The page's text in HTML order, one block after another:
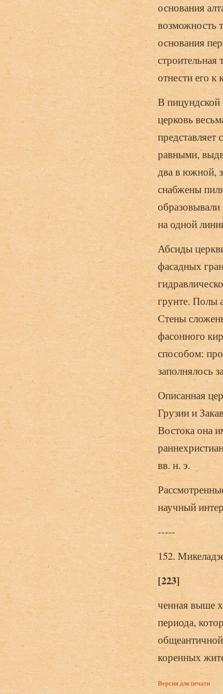
основания
возможность
основания
строительная
отнести его
В пицундской
церковь
равными,
два в южной,
снабжены
на одной
Абсиды
фасадных
грунте. Полы
Стены
фасонного
способом:
заполнялось
Описанная
Грузии и
Востока она
вв. н. э.
научный
-----
152.
[223]
ченная выше
периода,
коренных
Версия для печати